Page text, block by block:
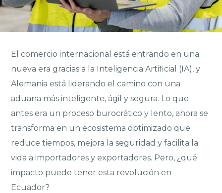
El comercio internacional está entrando en una
nueva era gracias a la Inteligencia Artificial (IA), y
Alemania está liderando el camino con una
aduana más inteligente, ágil y segura. Lo que
antes era un proceso burocrático y lento, ahora se
transforma en un ecosistema optimizado que
reduce tiempos, mejora la seguridad y facilita la
vida a importadores y exportadores. Pero, ¿qué
impacto puede tener esta revolución en
Ecuador?